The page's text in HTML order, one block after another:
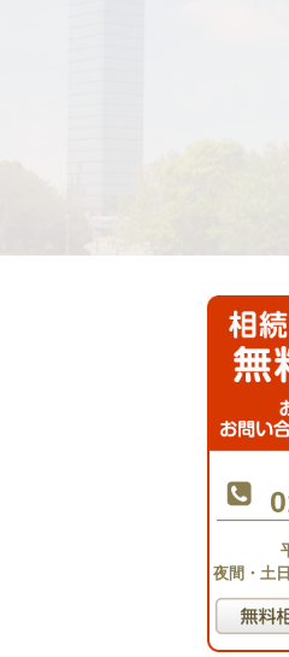
夜間・土